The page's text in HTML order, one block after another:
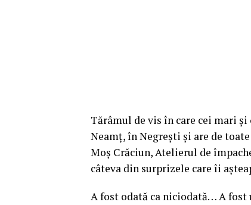
Tărâmul de vis în care cei mari
Neamț, în Negrești și are de
Moș Crăciun, Atelierul de
câteva din surprizele care îi
A fost odată ca niciodată… A fost